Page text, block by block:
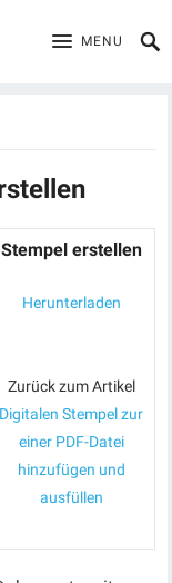
MENU
Stempel erstellen
Herunterladen
Zurück zum Artikel
Digitalen Stempel zur
einer PDF-Datei
hinzufügen und
ausfüllen